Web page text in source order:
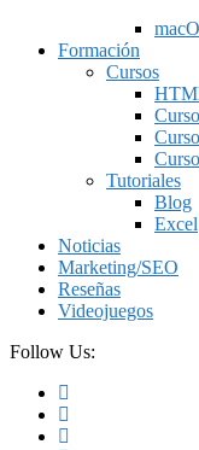
Formación
Cursos
Tutoriales
Blog
Excel
Noticias
Marketing/SEO
Reseñas
Videojuegos
Follow Us: